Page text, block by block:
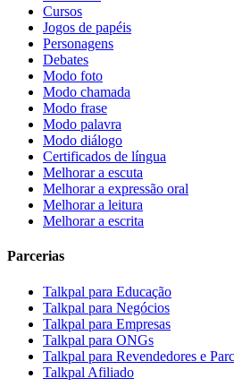
Cursos
Jogos de papéis
Personagens
Debates
Modo foto
Modo chamada
Modo frase
Modo palavra
Modo diálogo
Certificados de língua
Melhorar a escuta
Melhorar a expressão oral
Melhorar a leitura
Melhorar a escrita
Parcerias
Talkpal para Educação
Talkpal para Negócios
Talkpal para Empresas
Talkpal para ONGs
Talkpal para Revendedores e
Talkpal Afiliado